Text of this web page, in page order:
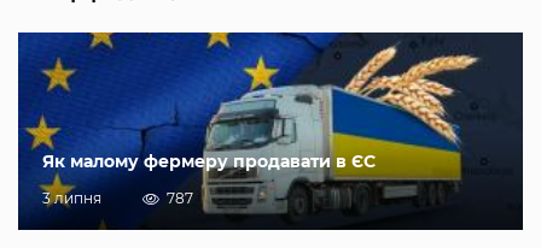
Як малому фермеру продавати в ЄС
3 липня 787